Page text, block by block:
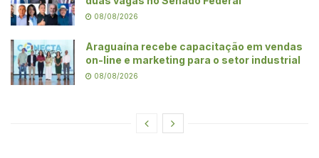
08/08/2026
Araguaína recebe capacitação em vendas
on-line e marketing para o setor industrial
08/08/2026